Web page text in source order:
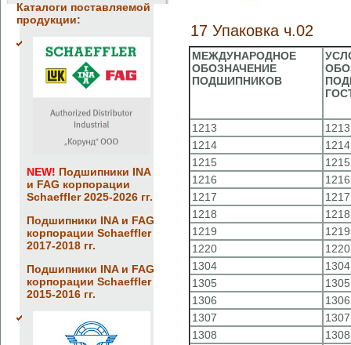
Каталоги поставляемой
продукции:
NEW! Подшипники INA
и FAG корпорации
Schaeffler 2025-2026 гг.
Подшипники INA и FAG
корпорации Schaeffler
2017-2018 гг.
Подшипники INA и FAG
корпорации Schaeffler
2015-2016 гг.
17 Упаковка ч.02
МЕЖДУНАРОДНОЕ
ОБОЗНАЧЕНИЕ
ПОДШИПНИКОВ
1213
1213
1214
1214
1215
1215
1216
1216
1217
1217
1218
1218
1219
1219
1220
1220
1304
1304
1305
1305
1306
1306
1307
1307
1308
1308